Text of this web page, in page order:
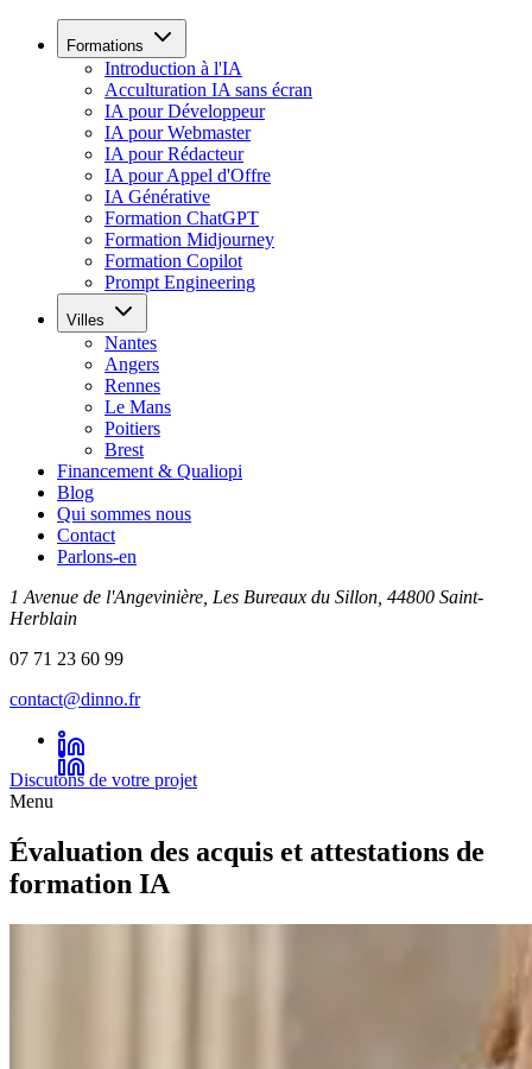
Formations
Introduction à l'IA
Acculturation IA sans écran
IA pour Développeur
IA pour Webmaster
IA pour Rédacteur
IA pour Appel d'Offre
IA Générative
Formation ChatGPT
Formation Midjourney
Formation Copilot
Prompt Engineering
Villes
Nantes
Angers
Rennes
Le Mans
Poitiers
Brest
Financement & Qualiopi
Blog
Qui sommes nous
Contact
Parlons-en
1 Avenue de l'Angevinière, Les Bureaux du Sillon, 44800 Saint-
Herblain
07 71 23 60 99
contact@dinno.fr
Discutons de votre projet
Menu
Évaluation des acquis et attestations de
formation IA